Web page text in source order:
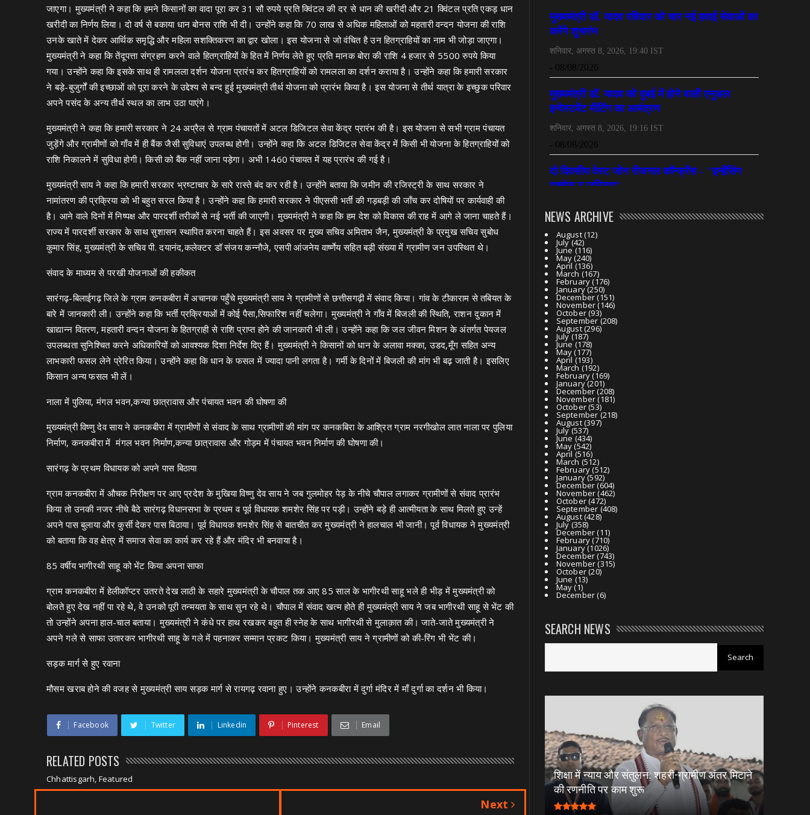
जाएगा। मुख्यमंत्री ने कहा कि हमने किसानों का वादा पूरा कर 31 सौ रुपये प्रति क्विंटल की दर से धान की खरीदी और 21 क्विंटल प्रति एकड़ धान
खरीदी का निर्णय लिया। दो वर्ष से बकाया धान बोनस राशि भी दी। उन्होंने कहा कि 70 लाख से अधिक महिलाओं को महतारी वन्दन योजना की राशि
उनके खाते में देकर आर्थिक समृद्धि और महिला सशक्तिकरण का द्वार खोला। इस योजना से जो वंचित है उन हितग्राहियों का नाम भी जोड़ा जाएगा।
मुख्यमंत्री ने कहा कि तेंदूपत्ता संग्रहण करने वाले हितग्राहियों के हित में निर्णय लेते हुए प्रति मानक बोरा की राशि 4 हजार से 5500 रुपये किया
गया। उन्होंने कहा कि इसके साथ ही रामलला दर्शन योजना प्रारंभ कर हितग्राहियों को रामलला का दर्शन कराया है। उन्होंने कहा कि हमारी सरकार
ने बड़े-बुजुर्गों की इच्छाओं को पूरा करने के उद्देश्य से बन्द हुई मुख्यमंत्री तीर्थ योजना को प्रारंभ किया है। इस योजना से तीर्थ यात्रा के इच्छुक परिवार
अपने पसंद के अन्य तीर्थ स्थल का लाभ उठा पाएंगे।
मुख्यमंत्री ने कहा कि हमारी सरकार ने 24 अप्रैल से ग्राम पंचायतों में अटल डिजिटल सेवा केंद्र प्रारंभ की है। इस योजना से सभी ग्राम पंचायत
जुड़ेंगे और ग्रामीणों को गाँव में ही बैंक जैसी सुविधाएं उपलब्ध होगी। उन्होंने कहा कि अटल डिजिटल सेवा केंद्र में किसी भी योजना के हितग्राहियों को
राशि निकालने में सुविधा होगी। किसी को बैंक नहीं जाना पड़ेगा। अभी 1460 पंचायत में यह प्रारंभ की गई है।
मुख्यमंत्री साय ने कहा कि हमारी सरकार भ्रष्टाचार के सारे रास्ते बंद कर रही है। उन्होंने बताया कि जमीन की रजिस्ट्री के साथ सरकार ने
नामांतरण की प्रक्रिया को भी बहुत सरल किया है। उन्होंने कहा कि हमारी सरकार ने पीएससी भर्ती की गड़बड़ी की जाँच कर दोषियों पर कार्यवाही की
है। आने वाले दिनों में निष्पक्ष और पारदर्शी तरीकों से नई भर्ती की जाएगी। मुख्यमंत्री ने कहा कि हम देश को विकास की राह में आगे ले जाना चाहते हैं।
राज्य में पारदर्शी सरकार के साथ सुशासन स्थापित करना चाहते हैं। इस अवसर पर मुख्य सचिव अमिताभ जैन, मुख्यमंत्री के प्रमुख सचिव सुबोध
कुमार सिंह, मुख्यमंत्री के सचिव पी. दयानंद,कलेक्टर डॉ संजय कन्नौजे, एसपी आंजनेय वार्ष्णेय सहित बड़ी संख्या में ग्रामीण जन उपस्थित थे।
संवाद के माध्यम से परखी योजनाओं की हकीकत
सारंगढ़-बिलाईगढ़ जिले के ग्राम कनकबीरा में अचानक पहुँचे मुख्यमंत्री साय ने ग्रामीणों से छत्तीसगढ़ी में संवाद किया। गांव के टीकाराम से तबियत के
बारे में जानकारी ली। उन्होंने कहा कि भर्ती प्रक्रियाओं में कोई पैसा,सिफारिश नहीं चलेगा। मुख्यमंत्री ने गाँव में बिजली की स्थिति, राशन दुकान में
खाद्यान्न वितरण, महतारी वन्दन योजना के हितग्राही से राशि प्राप्त होने की जानकारी भी ली। उन्होंने कहा कि जल जीवन मिशन के अंतर्गत पेयजल
उपलब्धता सुनिश्चित करने अधिकारियों को आवश्यक दिशा निर्देश दिए हैं। मुख्यमंत्री ने किसानों को धान के अलावा मक्का, उडद,मूँग सहित अन्य
लाभकारी फसल लेने प्रेरित किया। उन्होंने कहा कि धान के फसल में ज्यादा पानी लगता है। गर्मी के दिनों में बिजली की मांग भी बढ़ जाती है। इसलिए
किसान अन्य फसल भी लें।
नाला में पुलिया, मंगल भवन,कन्या छात्रावास और पंचायत भवन की घोषणा की
मुख्यमंत्री विष्णु देव साय ने कनकबीरा में ग्रामीणों से संवाद के साथ ग्रामीणों की मांग पर कनकबिरा के आश्रित ग्राम नरगीखोल लात नाला पर पुलिया
निर्माण, कनकबीरा में मंगल भवन निर्माण,कन्या छात्रावास और गोड़म में पंचायत भवन निर्माण की घोषणा की।
सारंगढ़ के प्रथम विधायक को अपने पास बिठाया
ग्राम कनकबीरा में औचक निरीक्षण पर आए प्रदेश के मुखिया विष्णु देव साय ने जब गुलमोहर पेड़ के नीचे चौपाल लगाकर ग्रामीणों से संवाद प्रारंभ
किया तो उनकी नजर नीचे बैठे सारंगढ़ विधानसभा के प्रथम व पूर्व विधायक शमशेर सिंह पर पड़ी। उन्होंने बड़े ही आत्मीयता के साथ मिलते हुए उन्हें
अपने पास बुलाया और कुर्सी देकर पास बिठाया। पूर्व विधायक शमशेर सिंह से बातचीत कर मुख्यमंत्री ने हालचाल भी जानी। पूर्व विधायक ने मुख्यमंत्री
को बताया कि वह क्षेत्र में समाज सेवा का कार्य कर रहे हैं और मंदिर भी बनवाया है।
85 वर्षीय भागीरथी साहू को भेंट किया अपना साफा
ग्राम कनकबीरा में हेलीकॉप्टर उतरते देख लाठी के सहारे मुख्यमंत्री के चौपाल तक आए 85 साल के भागीरथी साहू भले ही भीड़ में मुख्यमंत्री को
बोलते हुए देख नहीं पा रहे थे, वे उनको पूरी तन्मयता के साथ सुन रहे थे। चौपाल में संवाद खत्म होते ही मुख्यमंत्री साय ने जब भागीरथी साहू से भेंट की
तो उन्होंने अपना हाल-चाल बताया। मुख्यमंत्री ने कंधे पर हाथ रखकर बहुत ही स्नेह के साथ भागीरथी से मुलाक़ात की। जाते-जाते मुख्यमंत्री ने
अपने गले से साफा उतारकर भागीरथी साहू के गले में पहनाकर सम्मान प्रकट किया। मुख्यमंत्री साय ने ग्रामीणों को की-रिंग भी भेंट की।
सड़क मार्ग से हुए रवाना
मौसम खराब होने की वजह से मुख्यमंत्री साय सड़क मार्ग से रायगढ़ रवाना हुए। उन्होंने कनकबीरा में दुर्गा मंदिर में माँ दुर्गा का दर्शन भी किया।
Facebook Twitter Linkedin Pinterest Email
RELATED POSTS
Chhattisgarh, Featured
Next
NEWS ARCHIVE
August(12)
July(42)
June(116)
May(240)
April (136)
March (167)
February(176)
January(250)
December(151)
November(146)
October(93)
September(208)
August(296)
July(187)
June(178)
May(177)
April (193)
March (192)
February(169)
January(201)
December(208)
November(181)
October(53)
September(218)
August(397)
July(537)
June(434)
May(542)
April (516)
March (512)
February(512)
January(592)
December(604)
November(462)
October(472)
September (408)
August(428)
July(358)
December(11)
February(710)
January(1026)
December(743)
November(315)
October(20)
June (13)
May(1)
December(6)
SEARCH NEWS
शिक्षा में न्याय और संतुलन: शहरी-ग्रामीण अंतर मिटाने
की रणनीति पर काम शुरू